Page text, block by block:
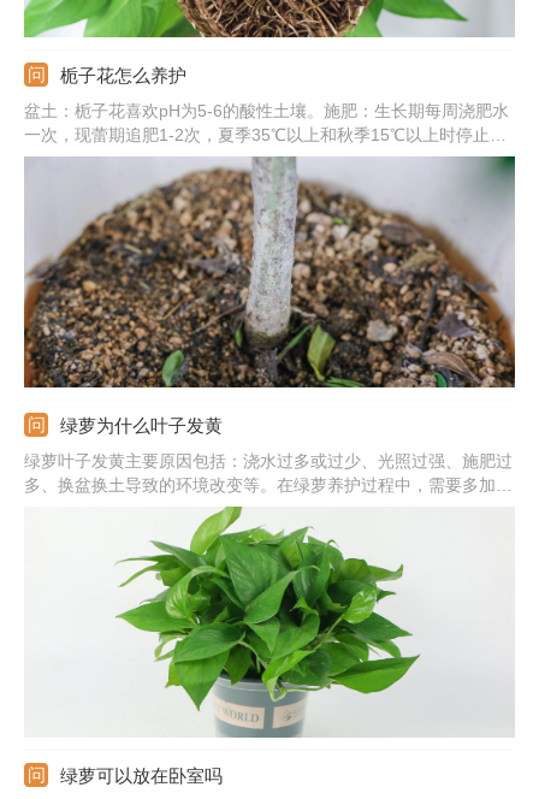
栀子花怎么养护
盆土：栀子花喜欢pH为5-6的酸性土壤。施肥：生长期每周浇肥水
一次，现蕾期追肥1-2次，夏季35℃以上和秋季15℃以上时停止施
肥。浇水：保持盆土湿润，晚上可喷雾将叶片淋湿。光照：要充
足，除七八月份正午外可放在阳光下养护。
绿萝为什么叶子发黄
绿萝叶子发黄主要原因包括：浇水过多或过少、光照过强、施肥过
多、换盆换土导致的环境改变等。在绿萝养护过程中，需要多加观
察，发现叶片发黄及时找出对应原因并作出处理。
绿萝可以放在卧室吗